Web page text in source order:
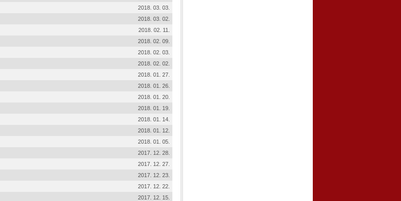
2018. 03. 03.
2018. 03. 02.
2018. 02. 11.
2018. 02. 09.
2018. 02. 03.
2018. 02. 02.
2018. 01. 27.
2018. 01. 26.
2018. 01. 20.
2018. 01. 19.
2018. 01. 14.
2018. 01. 12.
2018. 01. 05.
2017. 12. 28.
2017. 12. 27.
2017. 12. 23.
2017. 12. 22.
2017. 12. 15.